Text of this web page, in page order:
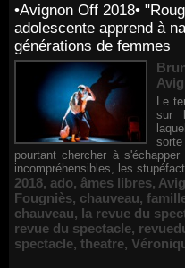
•Avignon Off 2018•
adolescente apprend à
générations de femmes
Le
sur
pourtant chercher à
incompréhensibles, les
2018, ado, âmes libres,
Fougniès, chauveau,
chauveau, la revue du
revue du spectacle,
spectacle, theatre,